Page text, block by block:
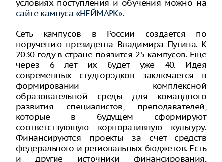
условиях поступления и обучения можно на
сайте кампуса «НЕЙМАРК».
Сеть кампусов в России создается по
поручению президента Владимира Путина. К
2030 году в стране появится 25 кампусов. Еще
через 6 лет их будет уже 40. Идея
современных студгородков заключается в
формировании комплексной
образовательной среды для командного
развития специалистов, преподавателей,
которые в будущем сформируют
соответствующую корпоративную культуру.
Финансируются проекты за счет средств
федерального и региональных бюджетов. Есть
и другие источники финансирования,